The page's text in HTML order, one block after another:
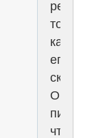
то
как
его
Он
пишет,
что